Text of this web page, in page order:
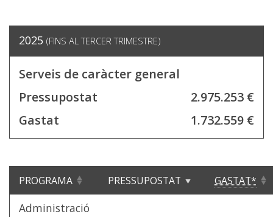
2025 (FINS AL TERCER TRIMESTRE)
Serveis de caràcter general
Pressupostat
2.975.253 €
Gastat
1.732.559 €
PROGRAMA PRESSUPOSTAT GASTAT*
Administració